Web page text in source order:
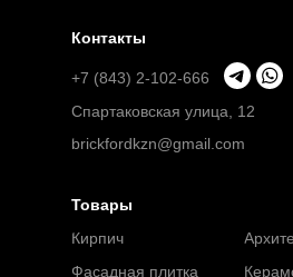
Фасадная плитка
Кирпич
Товары
Контакты
+7 (843) 2-102-666
brickfordkzn@gmail.com
Спартаковская улица, 12